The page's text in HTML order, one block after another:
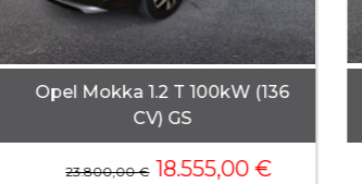
Opel Mokka 1.2 T 100kW (136
CV) GS
23.800,00€ 18.555,00€